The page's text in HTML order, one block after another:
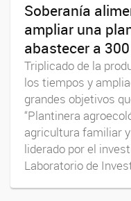
Soberanía
ampliar una
abastecer a
Triplicado de la
los tiempos y
grandes objetivos
“Plantinera
agricultura familiar
liderado por el
Laboratorio de